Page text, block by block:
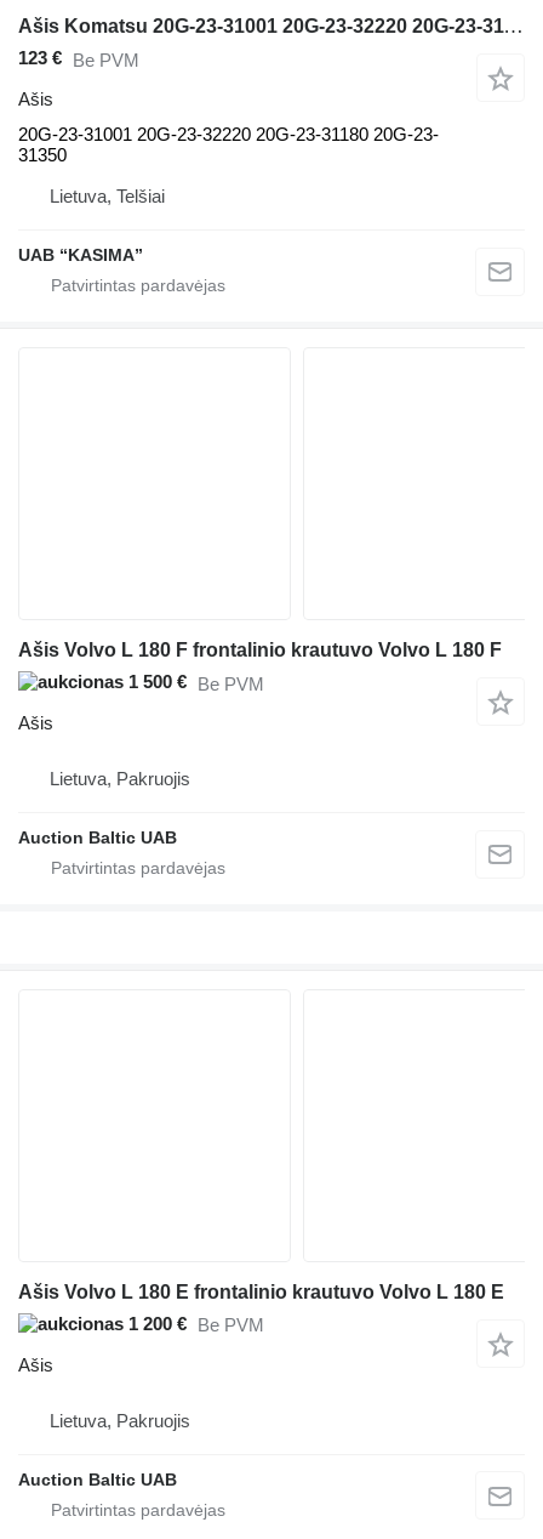
Ašis Komatsu 20G-23-31001 20G-23-32220 20G-23-31180 20G-23-31350 ekskavatoriaus Komatsu PW160-7
123 € Be PVM
Ašis
20G-23-31001 20G-23-32220 20G-23-31180 20G-23-
31350
Lietuva, Telšiai
UAB “KASIMA”
Ašis Volvo L 180 F frontalinio krautuvo Volvo L 180 F
1 500 € Be PVM
Ašis
Lietuva, Pakruojis
Auction Baltic UAB
Ašis Volvo L 180 E frontalinio krautuvo Volvo L 180 E
1 200 € Be PVM
Ašis
Lietuva, Pakruojis
Auction Baltic UAB